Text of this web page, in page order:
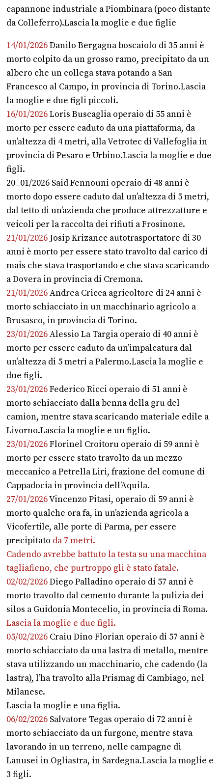
capannone industriale a Piombinara (poco distante
da Colleferro).Lascia la moglie e due figlie
14/01/2026Danilo Bergagna boscaiolo di 35 anni è
morto colpito da un grosso ramo, precipitato da un
albero che un collega stava potando a San
Francesco al Campo, in provincia di Torino.Lascia
la moglie e due figli piccoli.
16/01/2026Loris Buscaglia operaio di 55 anni è
morto per essere caduto da una piattaforma, da
un’altezza di 4 metri, alla Vetrotec di Vallefoglia in
provincia di Pesaro e Urbino.Lascia la moglie e due
figli.
20_01/2026 Said Fennouni operaio di 48 anni è
morto dopo essere caduto dal un’altezza di 5 metri,
dal tetto di un’azienda che produce attrezzatture e
veicoli per la raccolta dei rifiuti a Frosinone.
21/01/2026 Josip Krizanec autotrasportatore di 30
anni è morto per essere stato travolto dal carico di
mais che stava trasportando e che stava scaricando
a Dovera in provincia di Cremona.
21/01/2026Andrea Cricca agricoltore di 24 anni è
morto schiacciato in un macchinario agricolo a
Brusasco, in provincia di Torino.
23/01/2026Alessio La Targia operaio di 40 anni è
morto per essere caduto da un’impalcatura dal
un’altezza di 5 metri a Palermo.Lascia la moglie e
due figli.
23/01/2026Federico Ricci operaio di 51 anni è
morto schiacciato dalla benna della gru del
camion, mentre stava scaricando materiale edile a
Livorno.Lascia la moglie e un figlio.
23/01/2026Florinel Croitoru operaio di 59 anni è
morto per essere stato travolto da un mezzo
meccanico a Petrella Liri, frazione del comune di
Cappadocia in provincia dell’Aquila.
27/01/2026Vincenzo Pitasi, operaio di 59 anni è
morto qualche ora fa, in un’azienda agricola a
Vicofertile, alle porte di Parma, per essere
precipitato da 7 metri.
Cadendo avrebbe battuto la testa su una macchina
tagliafieno, che purtroppo gli è stato fatale.
02/02/2026Diego Palladino operaio di 57 anni è
morto travolto dal cemento durante la pulizia dei
silos a Guidonia Montecelio, in provincia di Roma.
Lascia la moglie e due figli.
05/02/2026 Craiu Dino Florian operaio di 57 anni è
morto schiacciato da una lastra di metallo, mentre
stava utilizzando un macchinario, che cadendo (la
lastra), l’ha travolto alla Prismag di Cambiago, nel
Milanese.
Lascia la moglie e una figlia.
06/02/2026 Salvatore Tegas operaio di 72 anni è
morto schiacciato da un furgone, mentre stava
lavorando in un terreno, nelle campagne di
Lanusei in Ogliastra, in Sardegna.Lascia la moglie e
3 figli.